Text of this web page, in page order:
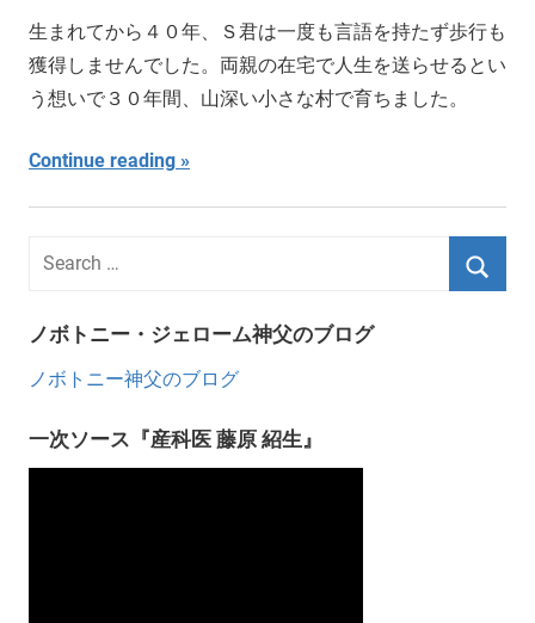
生まれてから４０年、Ｓ君は一度も言語を持たず歩行も
獲得しませんでした。両親の在宅で人生を送らせるとい
う想いで３０年間、山深い小さな村で育ちました。
Continue reading
ノボトニー・ジェローム神父のブログ
ノボトニー神父のブログ
一次ソース『産科医 藤原 紹生』